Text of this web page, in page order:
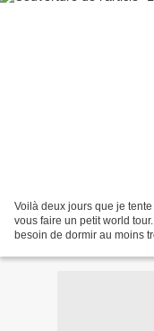
Voilà deux jours que je
vous faire un petit world
besoin de dormir au moins